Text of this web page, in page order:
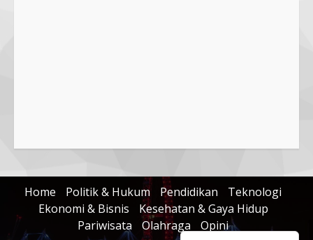
Home Politik & Hukum Pendidikan
Teknologi
Ekonomi & Bisnis
Kesehatan & Gaya Hidup
Pariwisata
Olahraga Opini